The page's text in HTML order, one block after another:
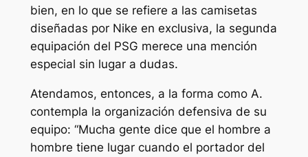
bien, en lo que se refiere a las camisetas
diseñadas por Nike en exclusiva, la segunda
equipación del PSG merece una mención
especial sin lugar a dudas.
Atendamos, entonces, a la forma como A.
contempla la organización defensiva de su
equipo: “Mucha gente dice que el hombre a
hombre tiene lugar cuando el portador del